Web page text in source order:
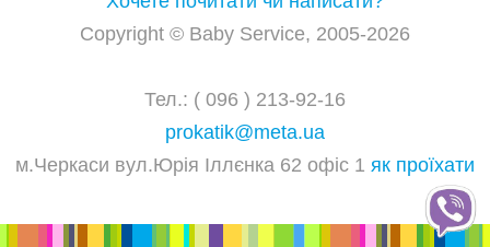
Copyright © Baby Service, 2005-2026
Тел.: ( 096 ) 213-92-16
prokatik@meta.ua
м.Черкаси вул.Юрія Іллєнка 62 офіс 1 як проїхати